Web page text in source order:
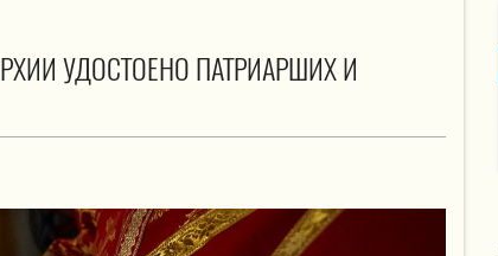
УДОСТОЕНО ПАТРИАРШИХ И